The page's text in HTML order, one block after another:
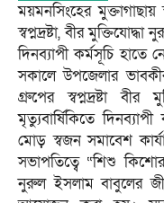
ময়মনসিংহের
স্বপ্নদ্রষ্টা, বীর
দিনব্যাপী কর্মসূচি হাতে
সকালে উপজেলার
গ্রুপের স্বপ্নদ্রষ্টা
মৃত্যুবার্ষিকিতে
মোড় স্বজন সমাবেশ
সভাপতিত্বে “শিশু
নুরুল ইসলাম বাবুলের